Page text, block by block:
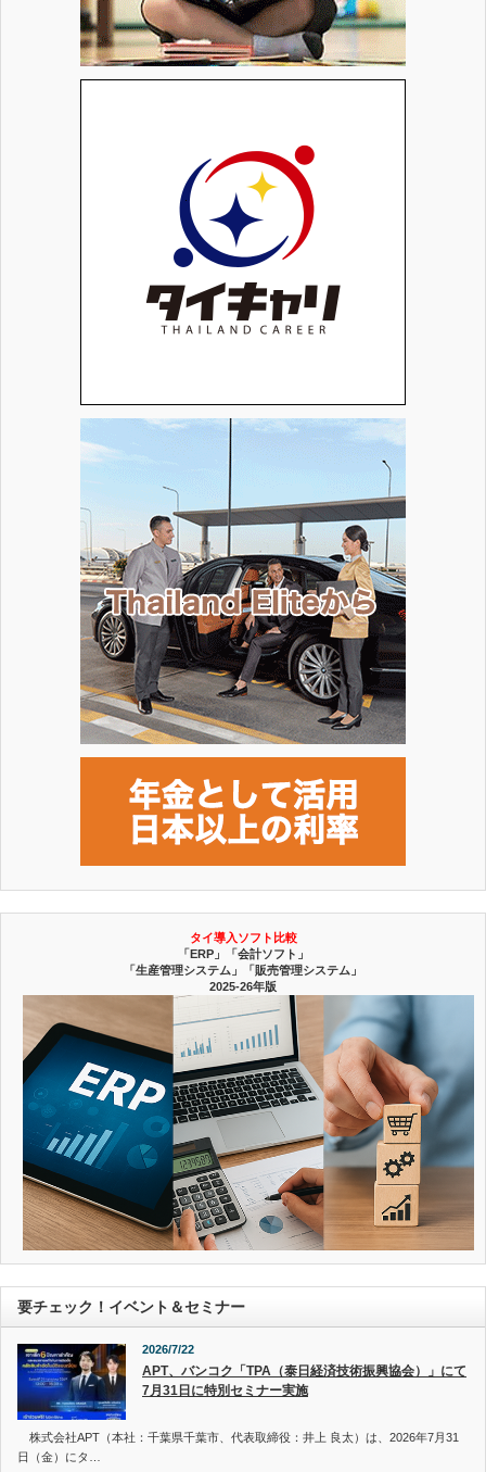
タイ導入ソフト比較
「ERP」「会計ソフト」
「生産管理システム」「販売管理システム」
2025-26年版
要チェック！イベント＆セミナー
2026/7/22
APT、バンコク「TPA（泰日経済技術振興協会）」にて
7月31日に特別セミナー実施
株式会社APT（本社：千葉県千葉市、代表取締役：井上 良太）は、2026年7月31
日（金）にタ…